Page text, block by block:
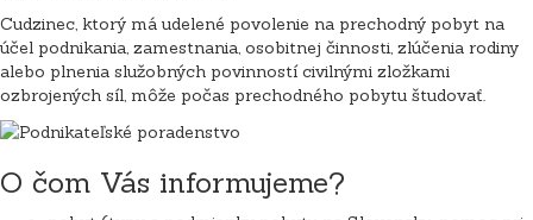
Cudzinec, ktorý má udelené povolenie na prechodný pobyt na
účel podnikania, zamestnania, osobitnej činnosti, zlúčenia rodiny
alebo plnenia služobných povinností civilnými zložkami
ozbrojených síl, môže počas prechodného pobytu študovať.
O čom Vás informujeme?